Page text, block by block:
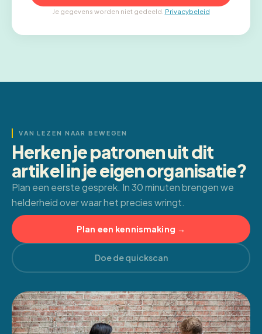
Je gegevens worden niet gedeeld. Privacybeleid
VAN LEZEN NAAR BEWEGEN
Herken je patronen uit dit
artikel in je eigen organisatie?
Plan een eerste gesprek. In 30 minuten brengen we
helderheid over waar het precies wringt.
Plan een kennismaking →
Doe de quickscan